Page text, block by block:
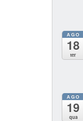
AGO
18
ter
AGO
19
qua